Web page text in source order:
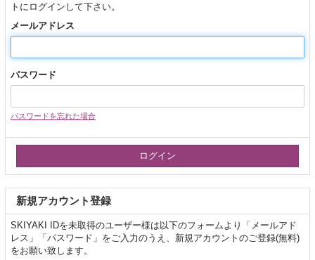
トにログインして下さい。
メールアドレス
パスワード
パスワードを忘れた場合
新規アカウント登録
SKIYAKI IDを未取得のユーザー様は以下のフォームより「メールアド
レス」「パスワード」をご入力のうえ、新規アカウントのご登録(無料)
をお願い致します。